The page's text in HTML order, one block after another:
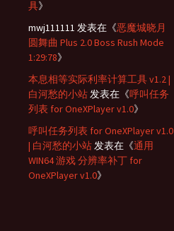
具》
mwj111111 发表在《恶魔城晓月
圆舞曲 Plus 2.0 Boss Rush Mode
1:29:78》
本息相等实际利率计算工具 v1.2 |
白河愁的小站发表在《呼叫任务
列表 for OneXPlayer v1.0》
呼叫任务列表 for OneXPlayer v1.0
| 白河愁的小站发表在《通用
WIN64 游戏 分辨率补丁 for
OneXPlayer v1.0》